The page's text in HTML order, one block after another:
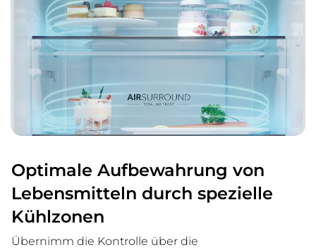
Optimale Aufbewahrung von
Lebensmitteln durch spezielle
Kühlzonen
Übernimm die Kontrolle über die